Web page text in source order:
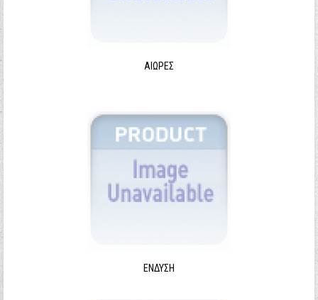
ΑΙΩΡΕΣ
ΈΝΔΥΣΗ